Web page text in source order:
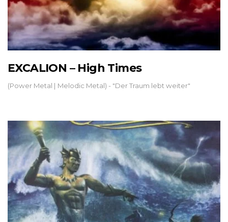
EXCALION – High Times
(Power Metal | Melodic Metal) - "Der Traum lebt weiter"